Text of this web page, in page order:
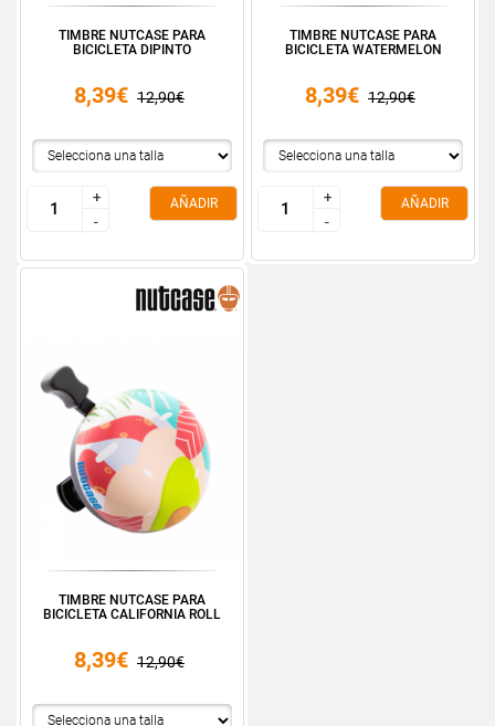
TIMBRE NUTCASE PARA
BICICLETA DIPINTO
8,39€ 12,90€
+
-
+
-
AÑADIR
TIMBRE NUTCASE PARA
BICICLETA WATERMELON
8,39€ 12,90€
+
-
+
-
AÑADIR
TIMBRE NUTCASE PARA
BICICLETA CALIFORNIA ROLL
8,39€ 12,90€